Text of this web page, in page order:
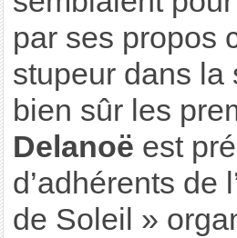
par ses propos
stupeur dans la
bien sûr les
Delanoë est
d’adhérents de
de Soleil »